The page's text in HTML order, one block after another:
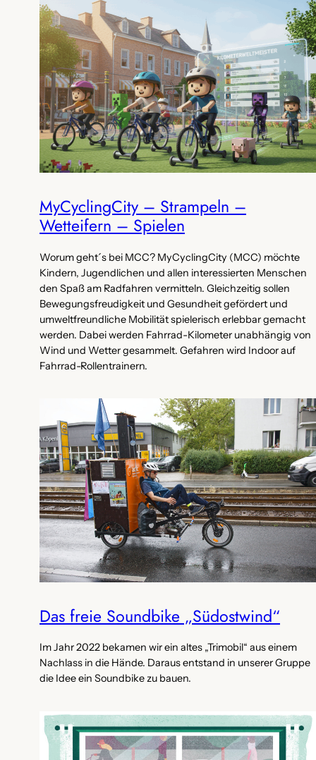
MyCyclingCity – Strampeln –
Wetteifern – Spielen
Worum geht´s bei MCC? MyCyclingCity (MCC) möchte
Kindern, Jugendlichen und allen interessierten Menschen
den Spaß am Radfahren vermitteln. Gleichzeitig sollen
Bewegungsfreudigkeit und Gesundheit gefördert und
umweltfreundliche Mobilität spielerisch erlebbar gemacht
werden. Dabei werden Fahrrad-Kilometer unabhängig von
Wind und Wetter gesammelt. Gefahren wird Indoor auf
Fahrrad-Rollentrainern.
Das freie Soundbike „Südostwind“
Im Jahr 2022 bekamen wir ein altes „Trimobil“ aus einem
Nachlass in die Hände. Daraus entstand in unserer Gruppe
die Idee ein Soundbike zu bauen.